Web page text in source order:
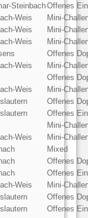
SteinbachOffenes
Weis
Mini-
Weis
Mini-
Weis
Mini-
Offenes
Weis
Mini-
Offenes
Weis
Mini-
Offenes
Offenes
Mini-
Weis
Mini-
Mixed
Offenes
Offenes
Weis
Mini-
Offenes
Offenes